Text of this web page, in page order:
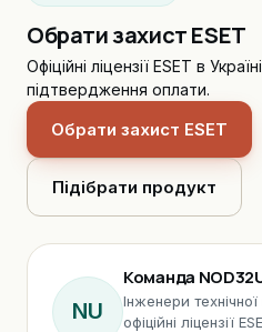
Обрати захист ESET
Офіційні ліцензії ESET в
підтвердження оплати.
Обрати захист ESET
Підібрати продукт
NU
Команда
Інженери
офіційні ліцензії